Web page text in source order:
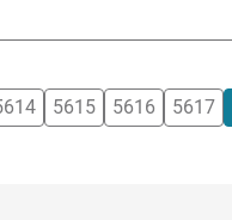
5615 5616 5617